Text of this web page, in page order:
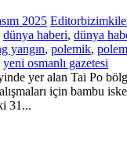
2025 Editor
dünya haberi, dünya
yangın, polemik,
yeni osmanlı gazetesi
yer alan Tai Po
için bambu
31...